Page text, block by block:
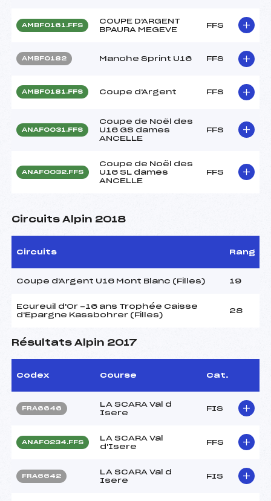
AMBF0161.FFS
COUPE D'ARGENT
BPAURA MEGEVE
FFS
AMBF0182 Manche Sprint U16 FFS
AMBF0181.FFS Coupe d'Argent FFS
ANAF0031.FFS
Coupe de Noël des
U16 GS dames
ANCELLE
FFS
ANAF0032.FFS
Coupe de Noël des
U16 SL dames
ANCELLE
FFS
Circuits Alpin 2018
Circuits Rang
Coupe d'Argent U16 Mont Blanc (Filles) 19
Ecureuil d'Or -16 ans Trophée Caisse
d'Epargne Kassbohrer (Filles)
28
Résultats Alpin 2017
Codex Course Cat.
FRA6646
LA SCARA Val d
Isere
FIS
ANAF0234.FFS
LA SCARA Val
d'Isere
FFS
FRA6642
LA SCARA Val d
Isere
FIS